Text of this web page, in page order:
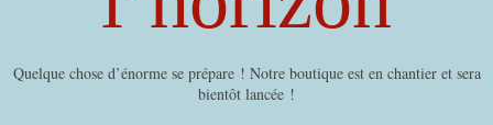
Quelque chose d’énorme se prépare ! Notre boutique est en chantier et sera
bientôt lancée !